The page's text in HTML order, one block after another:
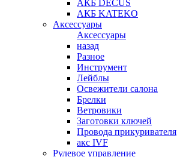
АКБ DECUS
АКБ KATEKO
Аксессуары
Аксессуары
назад
Разное
Инструмент
Лейблы
Освежители салона
Брелки
Ветровики
Заготовки ключей
Провода прикуривателя
акс IVF
Рулевое управление